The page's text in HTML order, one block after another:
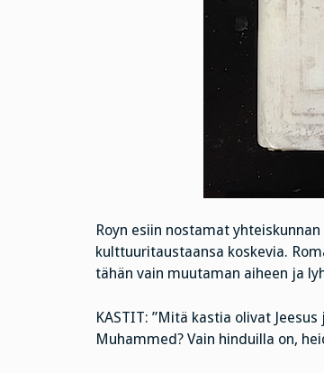
Royn esiin nostamat
kulttuuritaustaansa koskevia.
tähän vain muutaman aiheen ja
KASTIT: ”Mitä kastia olivat
Muhammed? Vain hinduilla on,